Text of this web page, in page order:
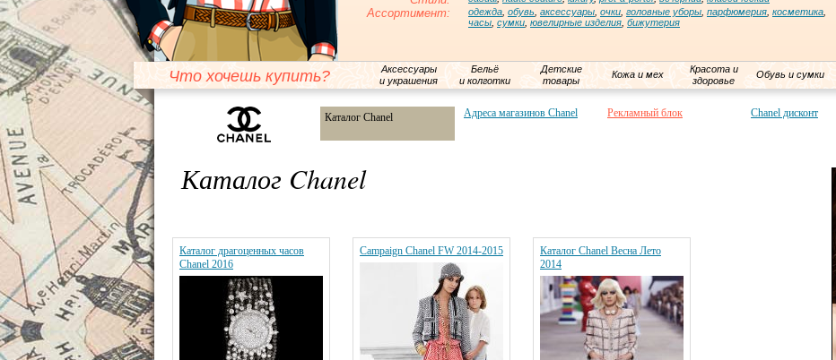
Ассортимент: одежда обувь аксессуары очки головные уборы парфюмерия косметика
часы сумки ювелирные изделия бижутерия
Что хочешь купить?
Аксессуары
и украшения
Бельё
и колготки
Детские
товары
Кожа и мех
Красота и
здоровье
Обувь и сумки
Каталог Chanel Адреса магазинов Chanel Рекламный блок Chanel дисконт
Каталог Chanel
Каталог драгоценных часов
Chanel 2016
Campaign Chanel FW 2014-2015
Каталог Chanel Весна Лето
2014